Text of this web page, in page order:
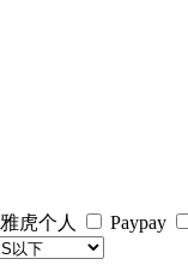
雅虎个人 Paypay